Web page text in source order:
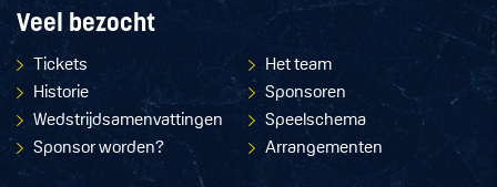
Veel bezocht
Tickets
Het team
Historie
Sponsoren
Wedstrijdsamenvattingen
Speelschema
Sponsor worden?
Arrangementen